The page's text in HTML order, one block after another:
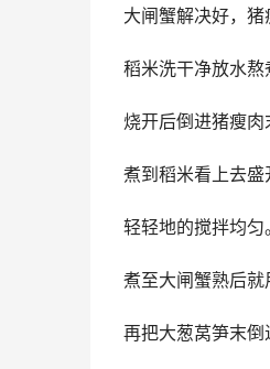
大闸蟹解决好，猪
稻米洗干净放水熬
烧开后倒进猪瘦肉
煮到稻米看上去盛
轻轻地的搅拌均匀。
煮至大闸蟹熟后就
再把大葱莴笋末倒